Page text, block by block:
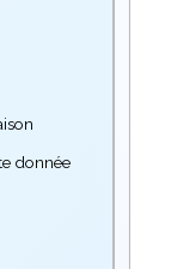
donnée